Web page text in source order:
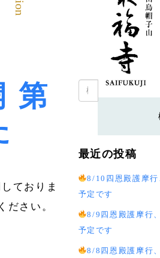
第
ておりま
ださい。
検
索:
最近の投稿
8/10四恩殿護摩
予定です
8/9四恩殿護摩行
予定です
8/8四恩殿護摩行